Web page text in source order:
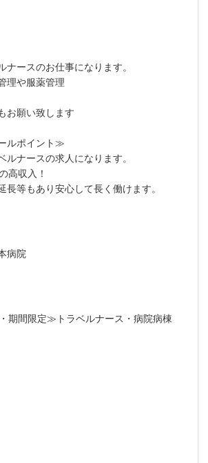
ナースのお仕事になります。
理や服薬管理
お願い致します
ルポイント≫
ルナースの求人になります。
高収入！
長等もあり安心して長く働けます。
病院
期間限定≫トラベルナース・病院病棟